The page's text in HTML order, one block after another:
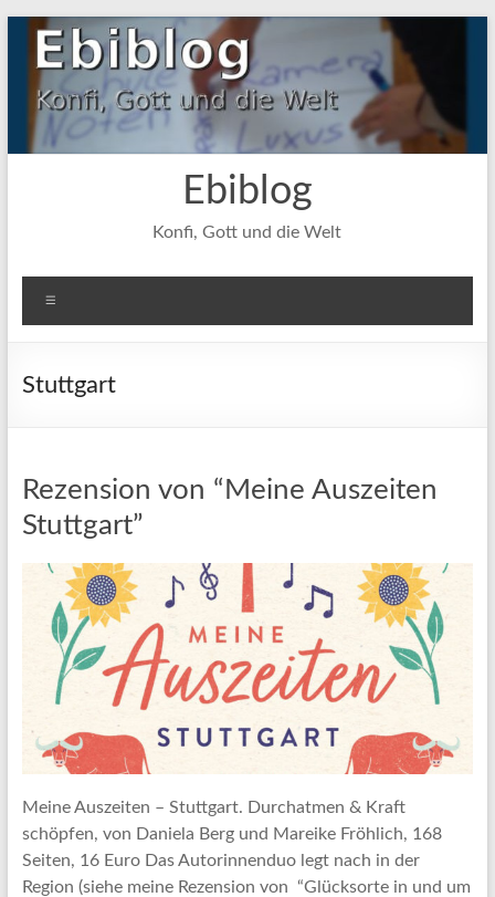
Zum
Inhalt
springen
Ebiblog
Konfi, Gott und die Welt
Stuttgart
Rezension von “Meine Auszeiten
Stuttgart”
Meine Auszeiten – Stuttgart. Durchatmen & Kraft
schöpfen, von Daniela Berg und Mareike Fröhlich, 168
Seiten, 16 Euro Das Autorinnenduo legt nach in der
Region (siehe meine Rezension von “Glücksorte in und um